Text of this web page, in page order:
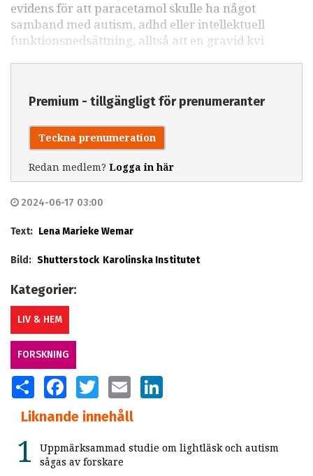
evidens för att paracetamol skulle ha något
samband med autism, adhd eller intellektuell
funktionsnedsättning, alltså att en gravid kvi
Premium - tillgängligt för prenumeranter
Teckna prenumeration
Redan medlem? Logga in här
2024-06-17 03:00
Text: Lena Marieke Wemar
Bild: Shutterstock Karolinska Institutet
Kategorier:
LIV & HEM
FORSKNING
SHARE FACEBOOKTWITTER EMAIL
Liknande innehåll
Uppmärksammad studie om lightläsk och autism
sågas av forskare